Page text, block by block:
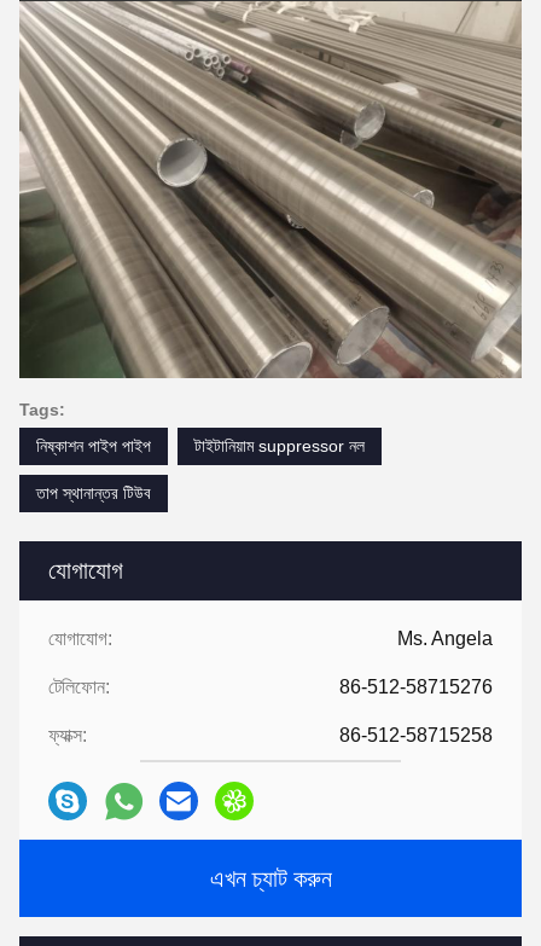
যোগাযোগ
যোগাযোগ: Ms. Angela
টেলিফোন: 86-512-58715276
ফ্যাক্স: 86-512-58715258
এখন চ্যাট করুন
Tags:
নিষ্কাশন পাইপ পাইপ
টাইটানিয়াম suppressor নল
তাপ স্থানান্তর টিউব